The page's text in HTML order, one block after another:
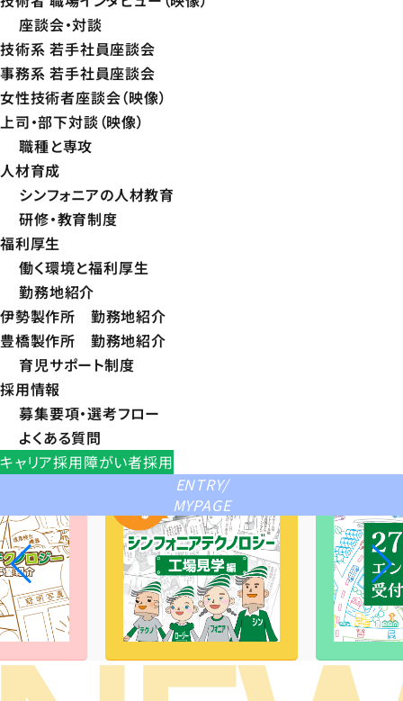
座談会・対談
技術系 若手社員座談会
事務系 若手社員座談会
女性技術者座談会（映像）
上司・部下対談（映像）
職種と専攻
人材育成
シンフォニアの人材教育
研修・教育制度
福利厚生
働く環境と福利厚生
勤務地紹介
伊勢製作所 勤務地紹介
豊橋製作所 勤務地紹介
育児サポート制度
採用情報
募集要項・選考フロー
よくある質問
キャリア採用障がい者採用
ENTRY/
MYPAGE